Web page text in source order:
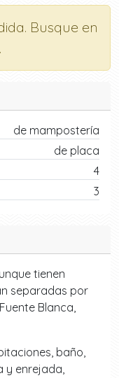
Busque en
.
de mampostería
de placa
4
3
tienen
separadas por
Blanca,
baño,
y enrejada,